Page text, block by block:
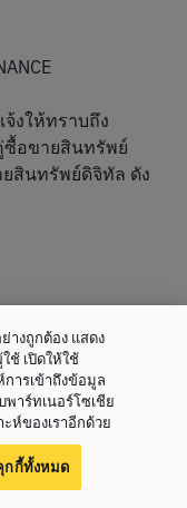
จ้งให้ทราบถึง
ซื้อขายสินทรัพย์
สินทรัพย์ดิจิทัล ดัง
25 กุมภาพันธ์ 2569
างถูกต้อง แสดง
ช้ เปิดให้ใช้
ารเข้าถึงข้อมูล
พาร์ทเนอร์โซเชีย
ห์ของเราอีกด้วย
กกี้ทั้งหมด